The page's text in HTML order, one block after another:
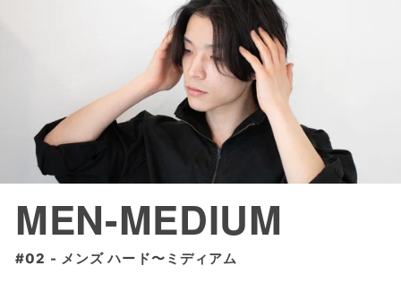
MEN-MEDIUM
メンズ ハード〜ミディアム